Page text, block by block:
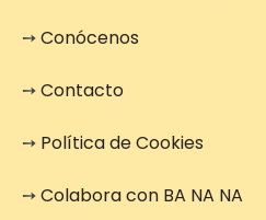
➙Conócenos
➙Contacto
➙ Política de Cookies
➙Colabora con BA NA NA